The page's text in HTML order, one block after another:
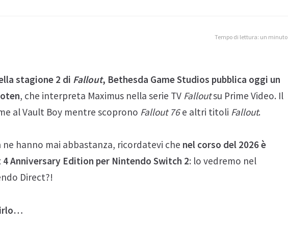
Tempo di lettura: un minuto
stagione 2 di Fallout, Bethesda Game Studios pubblica oggi un
, che interpreta Maximus nella serie TV Falloutsu Prime Video. Il
al Vault Boy mentre scoprono Fallout 76e altri titoli Fallout.
hanno mai abbastanza, ricordatevi che nel corso del 2026 è
Anniversary Edition per Nintendo Switch 2: lo vedremo nel
Direct?!